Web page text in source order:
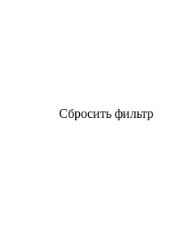
Сбросить фильтр